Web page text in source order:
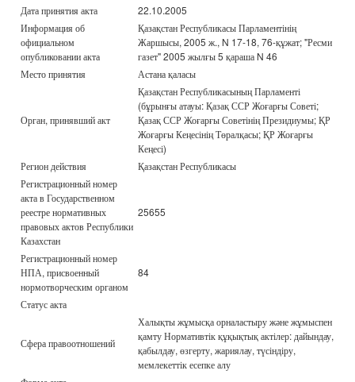
Дата принятия акта
22.10.2005
Информация об
официальном
опубликовании акта
Қазақстан Республикасы Парламентінің
Жаршысы, 2005 ж., N 17-18, 76-құжат; "Ресми
газет" 2005 жылғы 5 қараша N 46
Место принятия
Астана қаласы
Орган, принявший акт
Қазақстан Республикасының Парламенті
(бұрынғы атауы: Қазақ ССР Жоғарғы Советі;
Қазақ ССР Жоғарғы Советінің Президиумы; ҚР
Жоғарғы Кеңесінің Төралқасы; ҚР Жоғарғы
Кеңесі)
Регион действия
Қазақстан Республикасы
Регистрационный номер
акта в Государственном
реестре нормативных
правовых актов Республики
Казахстан
25655
Регистрационный номер
НПА, присвоенный
нормотворческим органом
84
Статус акта
Сфера правоотношений
Халықты жұмысқа орналастыру және жұмыспен
қамту Нормативтік құқықтық актілер: дайындау,
қабылдау, өзгерту, жариялау, түсіндіру,
мемлекеттік есепке алу